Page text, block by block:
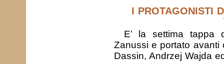
I PROTAGONISTI
E’ la settima tappa
Zanussi e portato avanti
Dassin, Andrzej Wajda